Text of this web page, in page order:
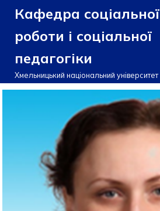
Перейти
до
вмісту
Кафедра соціальної
роботи і соціальної
педагогіки
Хмельницький національний університет